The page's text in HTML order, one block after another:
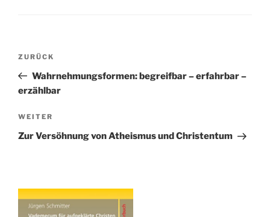
Beitragsnavigation
Vorheriger
Beitrag
ZURÜCK
Wahrnehmungsformen: begreifbar – erfahrbar –
erzählbar
Nächster
Beitrag
WEITER
Zur Versöhnung von Atheismus und Christentum